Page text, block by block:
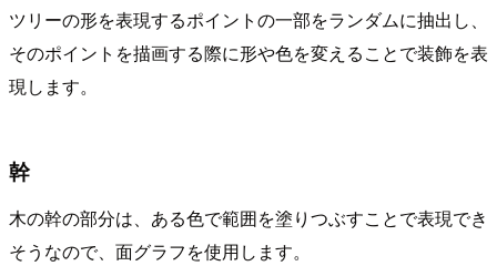
ツリーの形を表現するポイントの一部をランダムに抽出し、
そのポイントを描画する際に形や色を変えることで装飾を表
現します。
幹
木の幹の部分は、ある色で範囲を塗りつぶすことで表現でき
そうなので、面グラフを使用します。